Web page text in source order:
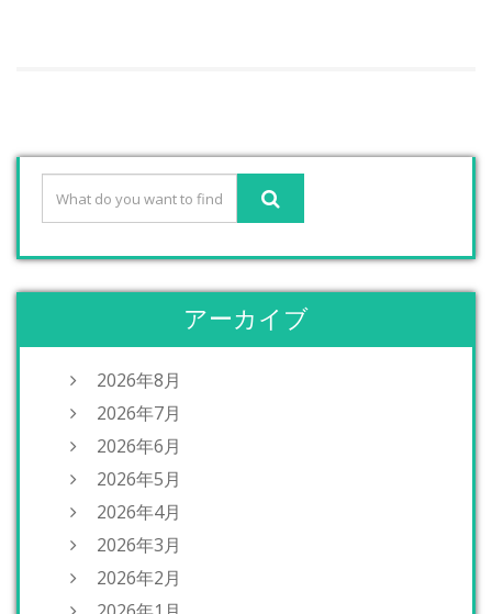
アーカイブ
2026年8月
2026年7月
2026年6月
2026年5月
2026年4月
2026年3月
2026年2月